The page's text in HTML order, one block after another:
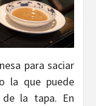
para saciar
la que puede
de la tapa. En